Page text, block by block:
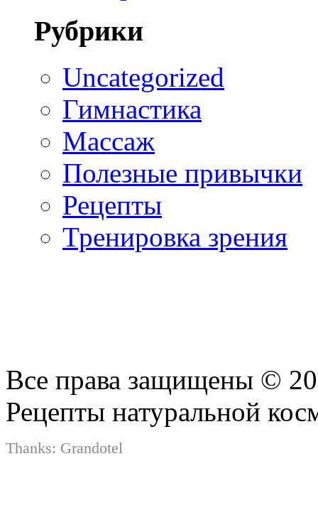
Рубрики
Uncategorized
Гимнастика
Массаж
Полезные привычки
Рецепты
Тренировка зрения
Все права защищены ©
Рецепты натуральной
Thanks: Grandotel